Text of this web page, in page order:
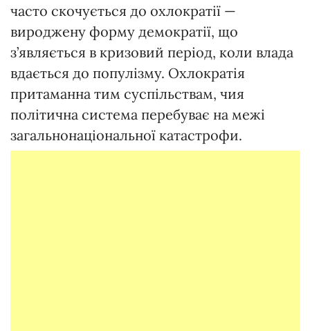
часто скочується до охлократії —
вироджену форму демократії, що
з’являється в кризовий період, коли влада
вдається до популізму. Охлократія
притаманна тим суспільствам, чия
політична система перебуває на межі
загальнонаціональної катастрофи.